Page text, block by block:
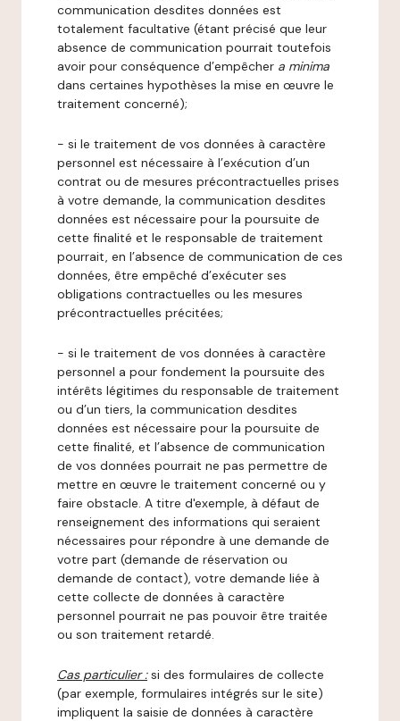
communication desdites données est
totalement facultative (étant précisé que leur
absence de communication pourrait toutefois
avoir pour conséquence d’empêcher a minima
dans certaines hypothèses la mise en œuvre le
traitement concerné);
- si le traitement de vos données à caractère
personnel est nécessaire à l’exécution d’un
contrat ou de mesures précontractuelles prises
à votre demande, la communication desdites
données est nécessaire pour la poursuite de
cette finalité et le responsable de traitement
pourrait, en l’absence de communication de ces
données, être empêché d’exécuter ses
obligations contractuelles ou les mesures
précontractuelles précitées;
- si le traitement de vos données à caractère
personnel a pour fondement la poursuite des
intérêts légitimes du responsable de traitement
ou d’un tiers, la communication desdites
données est nécessaire pour la poursuite de
cette finalité, et l’absence de communication
de vos données pourrait ne pas permettre de
mettre en œuvre le traitement concerné ou y
faire obstacle. A titre d'exemple, à défaut de
renseignement des informations qui seraient
nécessaires pour répondre à une demande de
votre part (demande de réservation ou
demande de contact), votre demande liée à
cette collecte de données à caractère
personnel pourrait ne pas pouvoir être traitée
ou son traitement retardé.
Cas particulier : si des formulaires de collecte
(par exemple, formulaires intégrés sur le site)
impliquent la saisie de données à caractère